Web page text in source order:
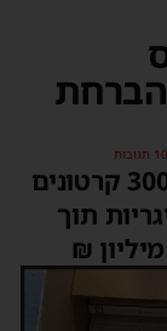
הברחת
10 תגובות
מכס אשדוד סיכל ניסיון להבריח 300 קרטונים
של סיגריות תוך